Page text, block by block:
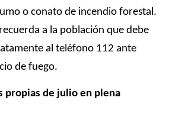
o conato de incendio forestal.
a la población que debe
al teléfono 112 ante
de fuego.
propias de julio en plena